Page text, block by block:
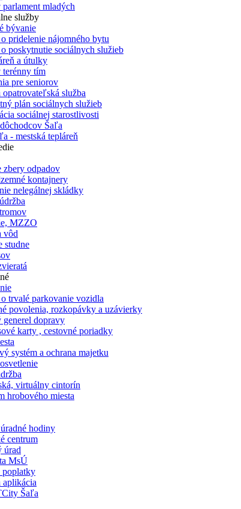
parlament mladých
služby
bývanie
pridelenie nájomného bytu
poskytnutie sociálnych služieb
a útulky
terénny tím
pre seniorov
opatrovateľská služba
plán sociálnych služieb
sociálnej starostlivosti
Šaľa
- mestská tepláreň
zbery odpadov
kontajnery
nelegálnej skládky
MZZO
vôd
studne
trvalé parkovanie vozidla
povolenia, rozkopávky a uzávierky
generel dopravy
karty , cestovné poriadky
systém a ochrana majetku
virtuálny cintorín
hrobového miesta
hodiny
centrum
úrad
MsÚ
poplatky
Šaľa